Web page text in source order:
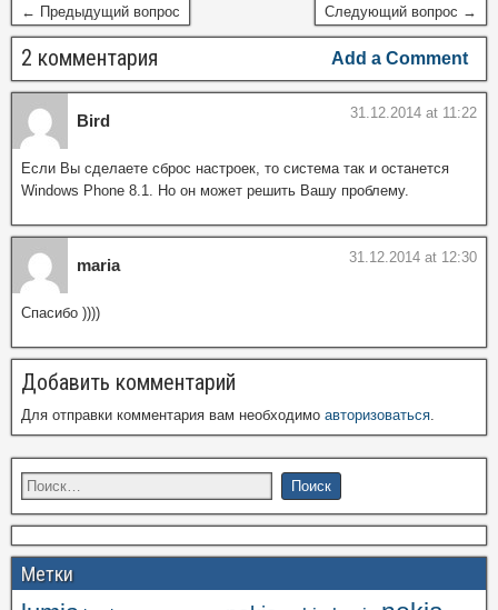
← Предыдущий вопрос Следующий вопрос →
2 комментария Add a Comment
Bird 31.12.2014 at 11:22
Если Вы сделаете сброс настроек, то система так и останется
Windows Phone 8.1. Но он может решить Вашу проблему.
maria 31.12.2014 at 12:30
Спасибо ))))
Добавить комментарий
Для отправки комментария вам необходимо авторизоваться.
Метки